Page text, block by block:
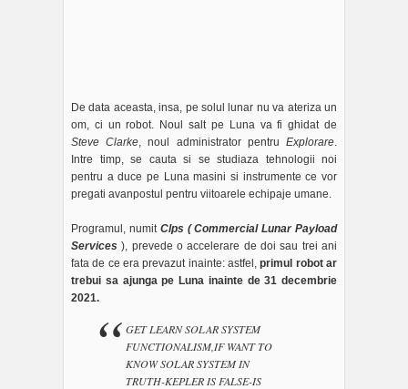
De data aceasta, insa, pe solul lunar nu va ateriza un
om, ci un robot. Noul salt pe Luna va fi ghidat de
Steve Clarke, noul administrator pentruExplorare.
Intre timp, se cauta si se studiaza tehnologii noi
pentru a duce pe Luna masini si instrumente ce vor
pregati avanpostul pentru viitoarele echipaje umane.
Programul, numitClps ( Commercial Lunar Payload
Services ), prevede o accelerare de doi sau trei ani
fata de ce era prevazut inainte: astfel, primul robot ar
trebui sa ajunga pe Luna inainte de 31 decembrie
2021.
GET LEARN SOLAR SYSTEM
FUNCTIONALISM,IF WANT TO
KNOW SOLAR SYSTEM IN
TRUTH-KEPLER IS FALSE-IS